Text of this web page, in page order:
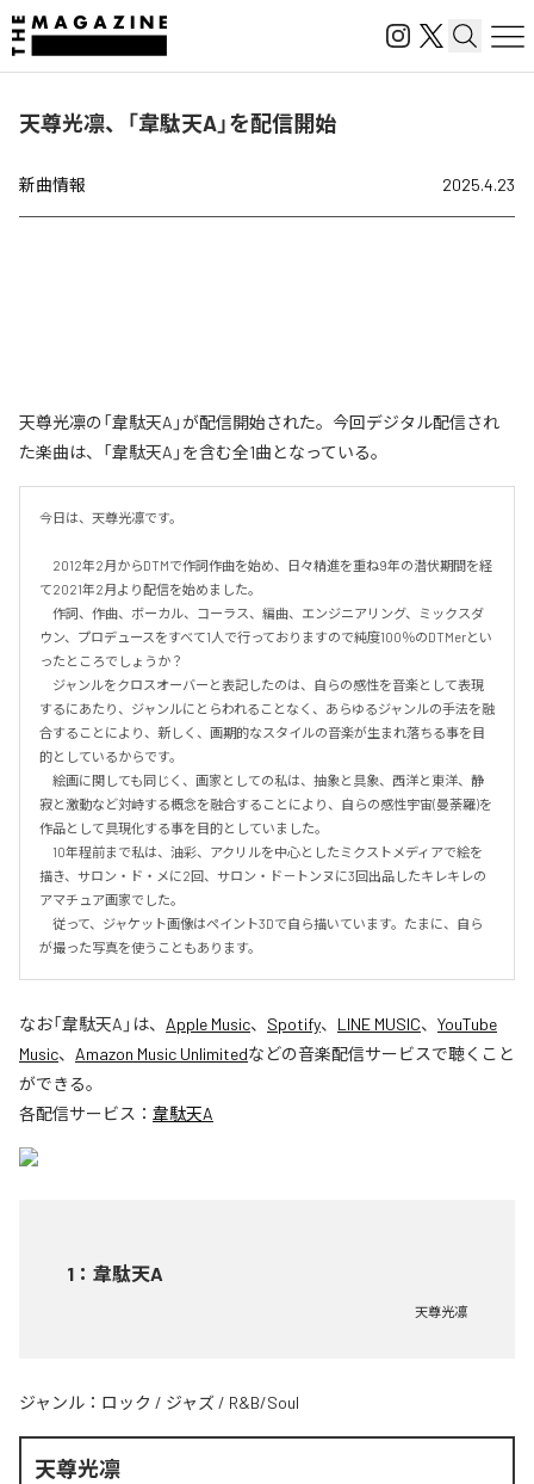
天尊光凛、「韋駄天A」を配信開始
新曲情報 2025.4.23
天尊光凛の「韋駄天A」が配信開始された。今回デジタル配信され
た楽曲は、「韋駄天A」を含む全1曲となっている。
今日は、天尊光凛です。
2012年2月からDTMで作詞作曲を始め、日々精進を重ね9年の潜伏期間を経
て2021年2月より配信を始めました。
作詞、作曲、ボーカル、コーラス、編曲、エンジニアリング、ミックスダ
ウン、プロデュースをすべて1人で行っておりますので純度100％のDTMerとい
ったところでしょうか？
ジャンルをクロスオーバーと表記したのは、自らの感性を音楽として表現
するにあたり、ジャンルにとらわれることなく、あらゆるジャンルの手法を融
合することにより、新しく、画期的なスタイルの音楽が生まれ落ちる事を目
的としているからです。
絵画に関しても同じく、画家としての私は、抽象と具象、西洋と東洋、静
寂と激動など対峙する概念を融合することにより、自らの感性宇宙(曼荼羅)を
作品として具現化する事を目的としていました。
10年程前まで私は、油彩、アクリルを中心としたミクストメディアで絵を
描き、サロン・ド・メに2回、サロン・ド－トンヌに3回出品したキレキレの
アマチュア画家でした。
従って、ジャケット画像はペイント3Dで自ら描いています。たまに、自ら
が撮った写真を使うこともあります。
なお「韋駄天A 」は、 Apple Music、 Spotify、 LINE MUSIC、 YouTube
Music、 Amazon Music Unlimitedなどの音楽配信サービスで聴くこと
ができる。
各配信サービス： 韋駄天A
1 ： 韋駄天A
天尊光凛
ジャンル： ロック / ジャズ / R&B/Soul
天尊光凛